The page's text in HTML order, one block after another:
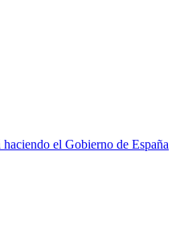
el Gobierno de España